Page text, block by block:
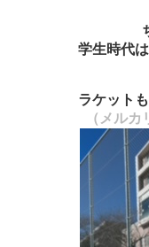
学生時代
ラケット
（メル